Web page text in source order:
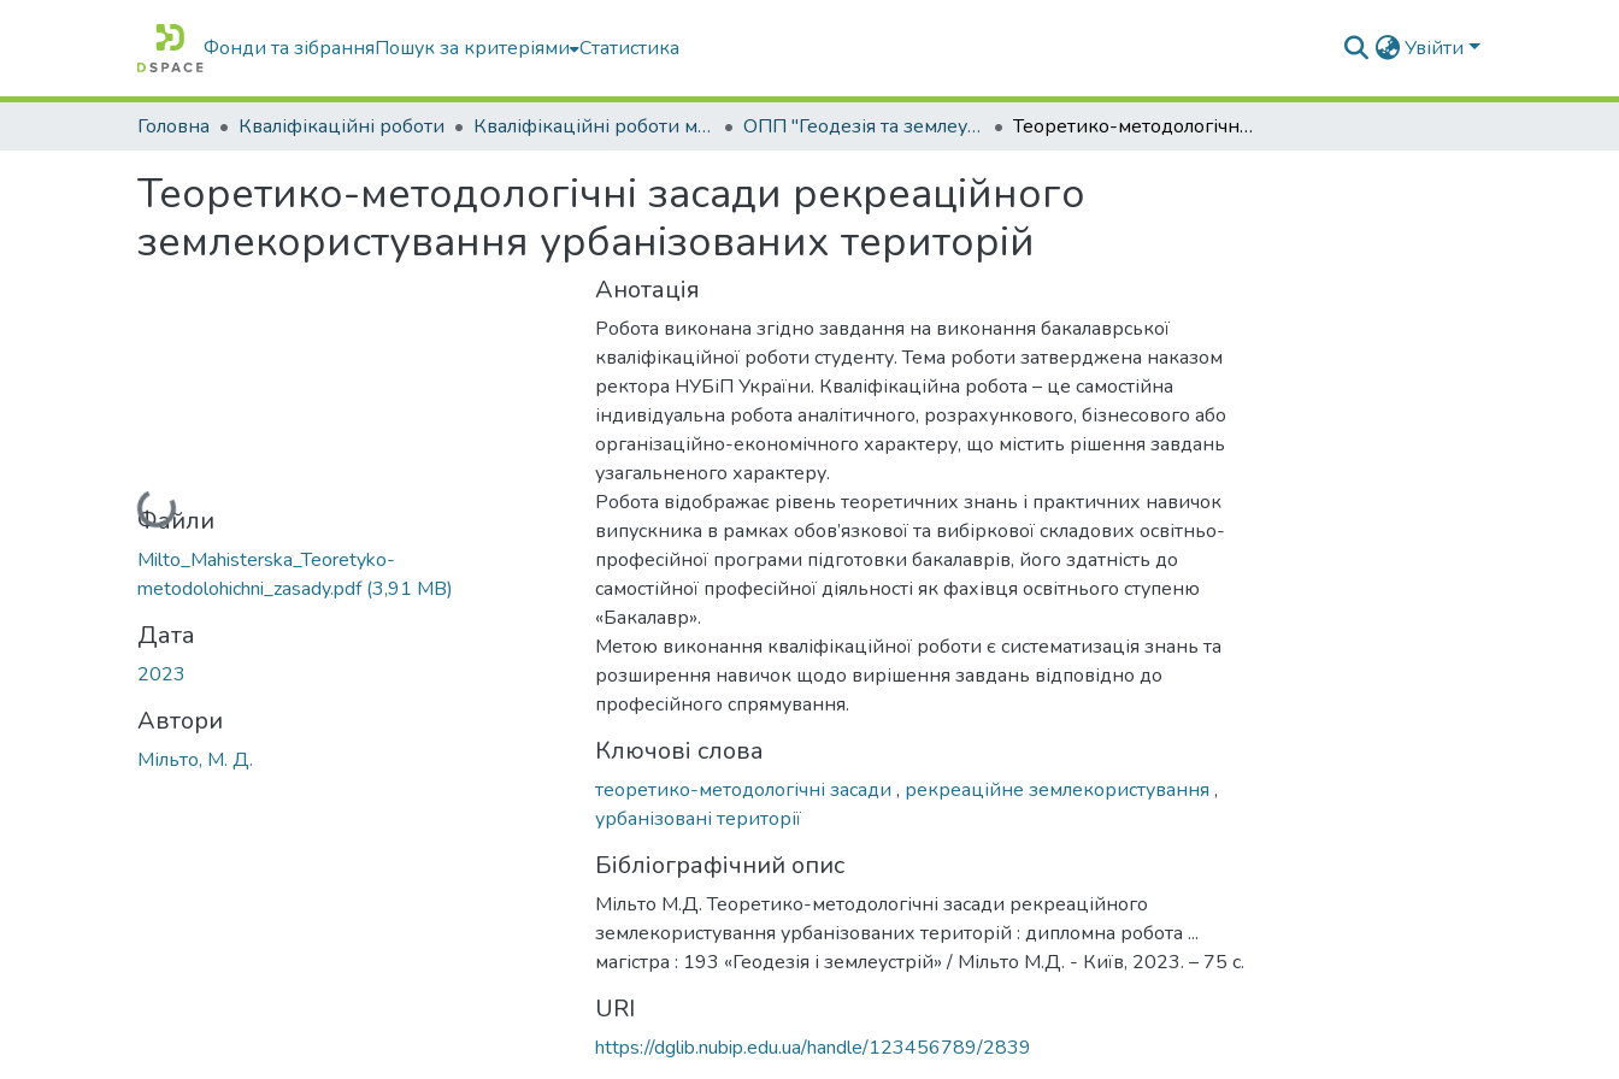
Фонди та зібранняПошук за критеріями Статистика Увійти
Головна Кваліфікаційні роботи Кваліфікаційні роботи магістрів ОПП "Геодезія та землеустрій" Теоретико-методологічні засади рекреаційного землекористування урбанізованих територій
Теоретико-методологічні засади рекреаційного
землекористування урбанізованих територій
Вантажиться...
Файли
Milto_Mahisterska_Teoretyko-
metodolohichni_zasady.pdf(3,91 MB)
Дата
2023
Автори
Мільто, М. Д.
Анотація
Робота виконана згідно завдання на виконання бакалаврської
кваліфікаційної роботи студенту. Тема роботи затверджена наказом
ректора НУБіП України. Кваліфікаційна робота – це самостійна
індивідуальна робота аналітичного, розрахункового, бізнесового або
організаційно-економічного характеру, що містить рішення завдань
узагальненого характеру.
Робота відображає рівень теоретичних знань і практичних навичок
випускника в рамках обов’язкової та вибіркової складових освітньо-
професійної програми підготовки бакалаврів, його здатність до
самостійної професійної діяльності як фахівця освітнього ступеню
«Бакалавр».
Метою виконання кваліфікаційної роботи є систематизація знань та
розширення навичок щодо вирішення завдань відповідно до
професійного спрямування.
Ключові слова
теоретико-методологічні засади , рекреаційне землекористування ,
урбанізовані території
Бібліографічний опис
Мільто М.Д. Теоретико-методологічні засади рекреаційного
землекористування урбанізованих територій : дипломна робота ...
магістра : 193 «Геодезія і землеустрій» / Мільто М.Д. - Київ, 2023. – 75 с.
URI
https://dglib.nubip.edu.ua/handle/123456789/2839